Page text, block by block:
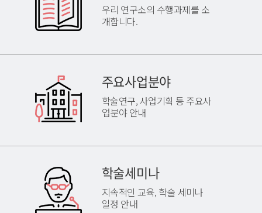
우리 연구소의 수행과제를 소
개합니다.
주요사업분야
학술연구, 사업기획 등 주요사
업분야 안내
학술세미나
지속적인 교육, 학술 세미나
일정 안내